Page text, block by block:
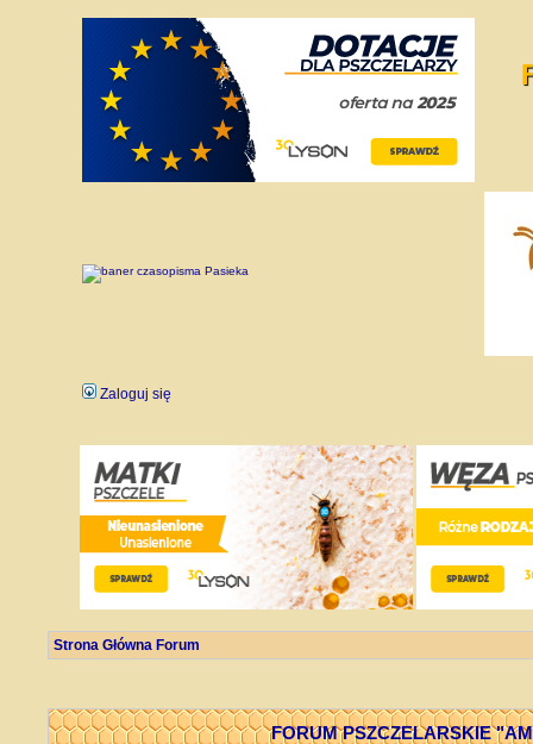
Zaloguj się
Strona Główna Forum
FORUM PSZCZELARSKIE